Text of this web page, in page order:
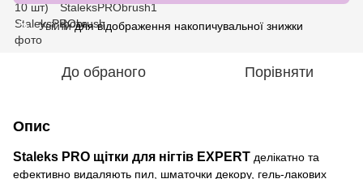
% Увійтидля відображення накопичувальної знижки
До обраного Порівняти
Опис
Staleks PRO щітки для нігтів EXPERT делікатно та
ефективно видаляють пил, шматочки декору, гель-лакових